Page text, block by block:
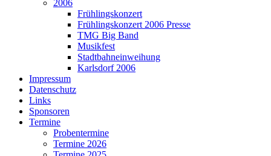
2006
Frühlingskonzert
Frühlingskonzert 2006 Presse
TMG Big Band
Musikfest
Stadtbahneinweihung
Karlsdorf 2006
Impressum
Datenschutz
Links
Sponsoren
Termine
Probentermine
Termine 2026